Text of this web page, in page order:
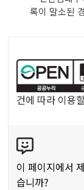
록이 말소된
공
리
공
저
작
물
건에 따라 이용
텐
츠
만
이 페이지에서
습니까?